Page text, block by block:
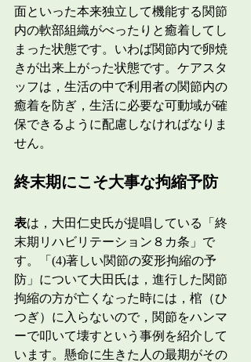
面といった本来独立して機能する関節
内の軟部組織がべったりと癒着してし
まった状態です。いわば関節内で卵焼
きが出来上がった状態です。ケアスタ
ッフは，生活の中で利用者の関節内の
癒着を防ぎ，生活に必要な可動域が確
保できるように配慮しなければなりま
せん。
終末期にこそ大事な拘縮予防
表は，大田仁史氏が提唱している「終
末期リハビリテーション８カ条」で
す。「(4)著しい関節の変形拘縮の予
防」について大田氏は，進行した関節
拘縮の方が亡くなった時には，棺（ひ
つぎ）に入らないので，関節をハンマ
ーで叩いて壊すという事例を紹介して
います。懸命に生きた人の最期がその